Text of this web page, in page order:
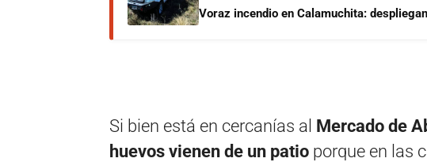
Voraz incendio en Calamuchita:
Si bien está en cercanías al Mercado de
huevos vienen de un patio porque en las